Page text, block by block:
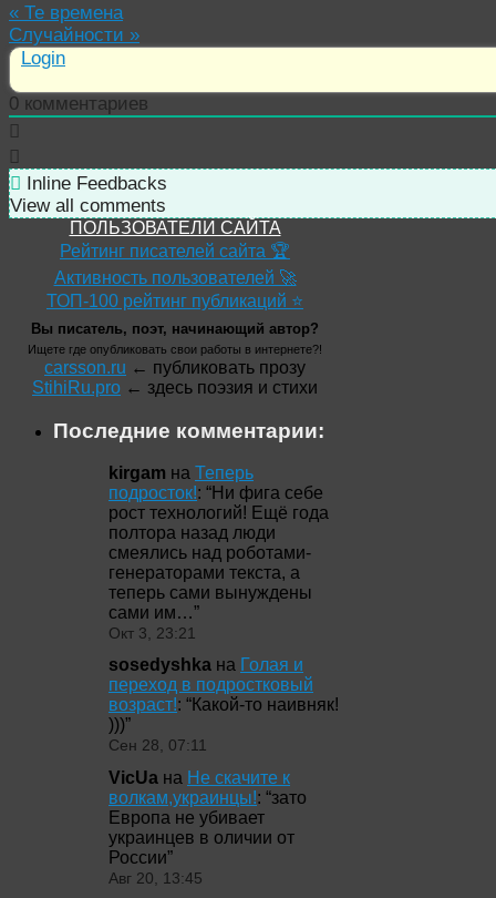
« Те времена
Случайности »
Login
0 комментариев
Inline Feedbacks
View all comments
ПОЛЬЗОВАТЕЛИ САЙТА
Рейтинг писателей сайта 🏆
Активность пользователей 🚀
ТОП-100 рейтинг публикаций ⭐
Вы писатель, поэт, начинающий автор?
Ищете где опубликовать свои работы в интернете?!
carsson.ru ← публиковать прозу
StihiRu.pro ← здесь поэзия и стихи
Последние комментарии:
kirgam на Теперь
подросток!: “Ни фига себе
рост технологий! Ещё года
полтора назад люди
смеялись над роботами-
генераторами текста, а
теперь сами вынуждены
сами им…”
Окт 3, 23:21
sosedyshka на Голая и
переход в подростковый
возраст!: “Какой-то наивняк!
)))”
Сен 28, 07:11
VicUa на Не скачите к
волкам,украинцы!: “зато
Европа не убивает
украинцев в оличии от
России”
Авг 20, 13:45